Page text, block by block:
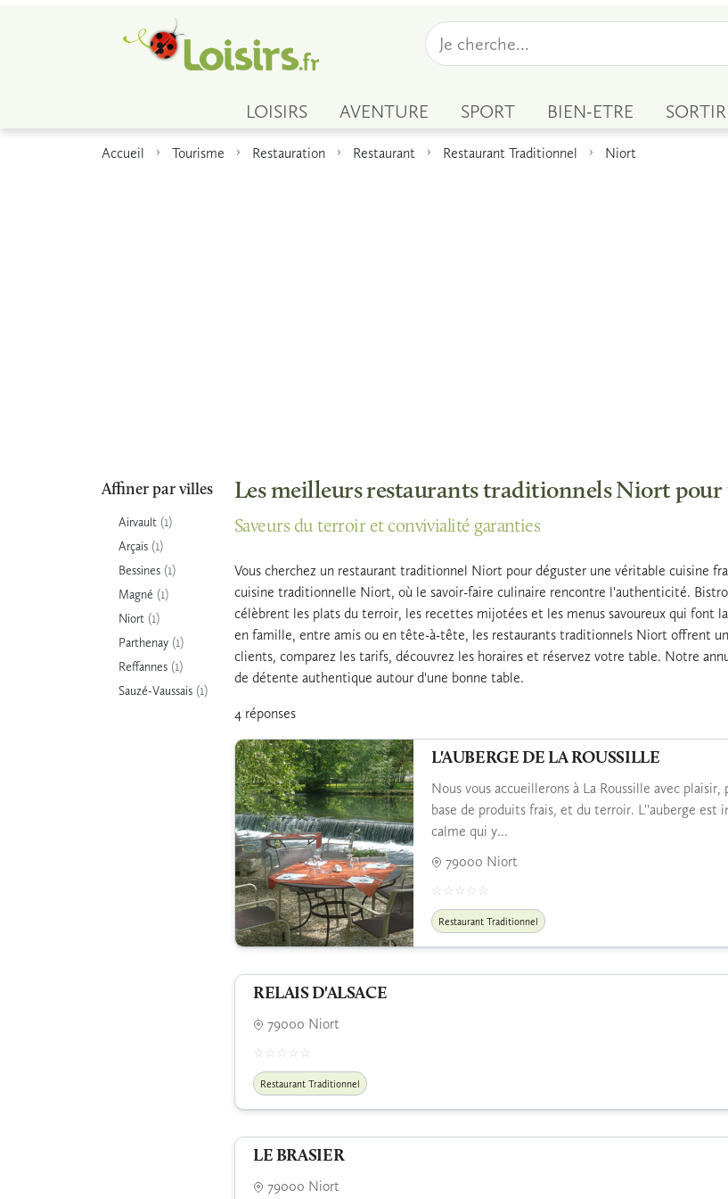
LOISIRS AVENTURE SPORT BIEN-ETRE SORTIR
Accueil Tourisme Restauration Restaurant Restaurant Traditionnel Niort
Affiner par villes
Airvault (1)
Arçais (1)
Bessines (1)
Magné (1)
Niort (1)
Parthenay (1)
Reffannes (1)
Sauzé-Vaussais (1)
Les meilleurs restaurants traditionnels Niort
Saveurs du terroir et convivialité garanties
Vous cherchez un restaurant traditionnel Niort pour déguster une véritable cuisine
cuisine traditionnelle Niort, où le savoir-faire culinaire rencontre l'authenticité.
célèbrent les plats du terroir, les recettes mijotées et les menus savoureux qui font
en famille, entre amis ou en tête-à-tête, les restaurants traditionnels Niort offrent
clients, comparez les tarifs, découvrez les horaires et réservez votre table. Notre
de détente authentique autour d'une bonne table.
4 réponses
L'AUBERGE DE LA ROUSSILLE
Nous vous accueillerons à La Roussille avec
base de produits frais, et du terroir. L''auberge est
calme qui y...
79000 Niort
Restaurant Traditionnel
RELAIS D'ALSACE
79000 Niort
Restaurant Traditionnel
LE BRASIER
79000 Niort